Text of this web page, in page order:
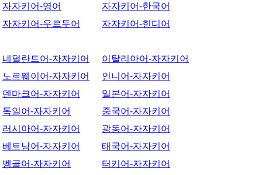
자자키어-영어
자자키어-우르두어
자자키어-한국어
자자키어-힌디어
네덜란드어-자자키어
노르웨이어-자자키어
덴마크어-자자키어
독일어-자자키어
러시아어-자자키어
베트남어-자자키어
벵골어-자자키어
이탈리아어-자자키어
인니어-자자키어
일본어-자자키어
중국어-자자키어
광동어-자자키어
태국어-자자키어
터키어-자자키어